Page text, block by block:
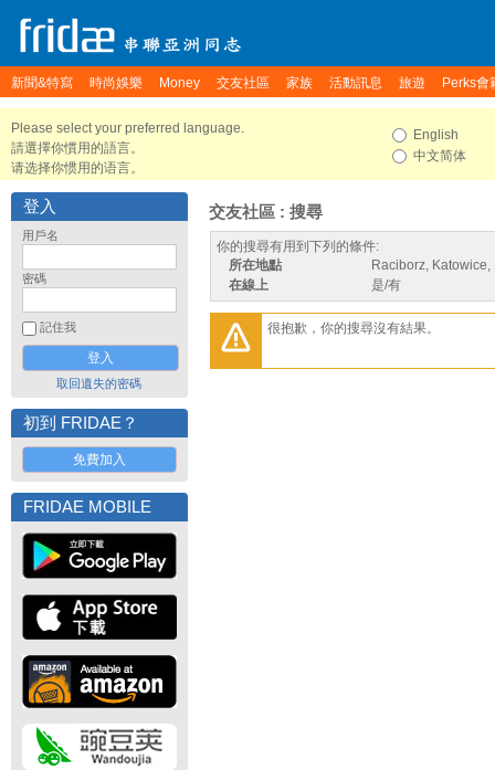
新聞&特寫 時尚娛樂 Money 交友社區 家族 活動訊息 旅遊 Perks會
Please select your preferred language.
請選擇你慣用的語言。
请选择你惯用的语言。
English
中文简体
登入
用戶名
密碼
記住我
取回遺失的密碼
初到 FRIDAE？
免費加入
FRIDAE MOBILE
交友社區 : 搜尋
你的搜尋有用到下列的條件:
所在地點
Raciborz, Katowice,
在線上
是/有
很抱歉，你的搜尋沒有結果。